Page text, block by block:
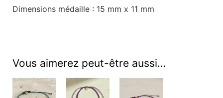
Dimensions médaille : 15 mm x 11 mm
Vous aimerez peut-être aussi…